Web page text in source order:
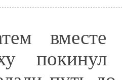
вместе